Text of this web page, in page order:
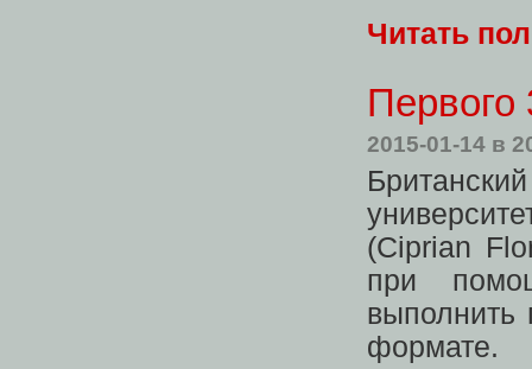
Читать
Первого
2015-01-14 в
(Ciprian
при
выполнить
формате.